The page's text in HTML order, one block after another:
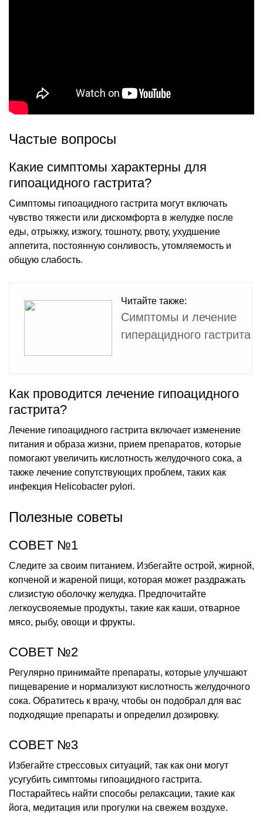
Частые вопросы
Какие симптомы характерны для
гипоацидного гастрита?
Симптомы гипоацидного гастрита могут включать
чувство тяжести или дискомфорта в желудке после
еды, отрыжку, изжогу, тошноту, рвоту, ухудшение
аппетита, постоянную сонливость, утомляемость и
общую слабость.
Читайте также:
Симптомы и лечение
гиперацидного гастрита
Как проводится лечение гипоацидного
гастрита?
Лечение гипоацидного гастрита включает изменение
питания и образа жизни, прием препаратов, которые
помогают увеличить кислотность желудочного сока, а
также лечение сопутствующих проблем, таких как
инфекция Helicobacter pylori.
Полезные советы
СОВЕТ №1
Следите за своим питанием. Избегайте острой, жирной,
копченой и жареной пищи, которая может раздражать
слизистую оболочку желудка. Предпочитайте
легкоусвояемые продукты, такие как каши, отварное
мясо, рыбу, овощи и фрукты.
СОВЕТ №2
Регулярно принимайте препараты, которые улучшают
пищеварение и нормализуют кислотность желудочного
сока. Обратитесь к врачу, чтобы он подобрал для вас
подходящие препараты и определил дозировку.
СОВЕТ №3
Избегайте стрессовых ситуаций, так как они могут
усугубить симптомы гипоацидного гастрита.
Постарайтесь найти способы релаксации, такие как
йога, медитация или прогулки на свежем воздухе.